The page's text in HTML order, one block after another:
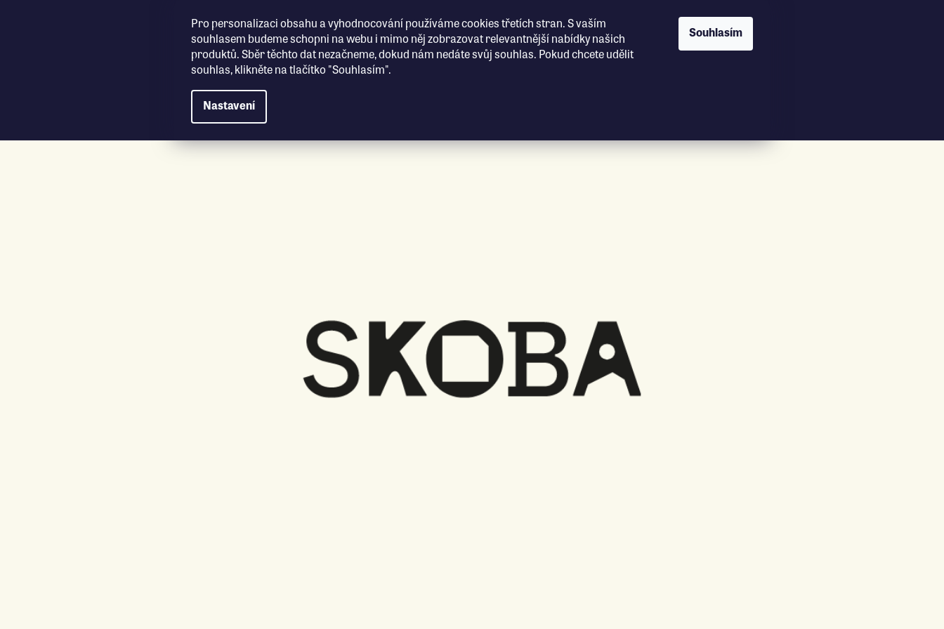
Pro personalizaci obsahu a vyhodnocování používáme cookies třetích stran. S vaším
souhlasem budeme schopni na webu i mimo něj zobrazovat relevantnější nabídky našich
produktů. Sběr těchto dat nezačneme, dokud nám nedáte svůj souhlas. Pokud chcete udělit
souhlas, klikněte na tlačítko "Souhlasím".
Nastavení
Souhlasím